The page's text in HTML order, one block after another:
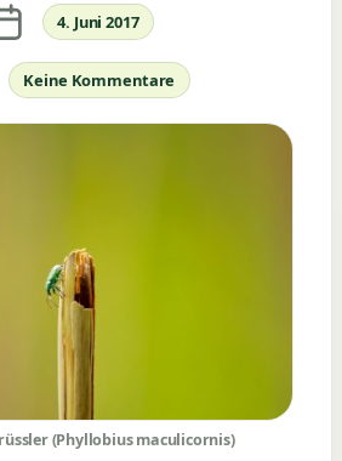
Veröffentlichungsdatum
4. Juni 2017
Keine Kommentare
zu
Grüner
(Phyllobius
(Phyllobius maculicornis)